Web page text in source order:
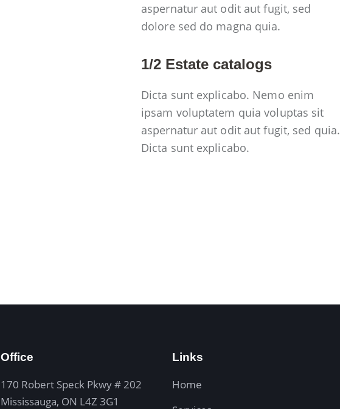
aspernatur aut odit aut fugit, sed
dolore sed do magna quia.
1/2 Estate catalogs
Dicta sunt explicabo. Nemo enim
ipsam voluptatem quia voluptas sit
aspernatur aut odit aut fugit, sed quia.
Dicta sunt explicabo.
Office
170 Robert Speck Pkwy # 202
Mississauga, ON L4Z 3G1
Links
Home